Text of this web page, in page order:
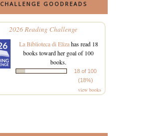
CHALLENGE GOODREADS
2026 Reading Challenge
La Biblioteca di Elizahas read 18
books toward her goal of 100
books.
18 of 100
(18%)
view books